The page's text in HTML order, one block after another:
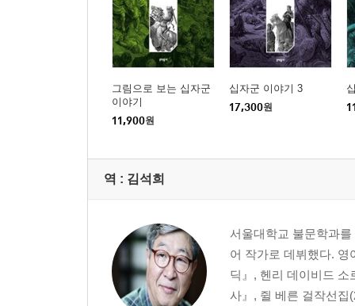
그림으로 보는 십자군
이야기
11,900원
십자군 이야기 3
17,300원
역 : 김석희
서울대학교 불문학과
어 작가로 데뷔했다.
딕』, 헨리 데이비드 소
사』, 쥘 베른 걸작선집